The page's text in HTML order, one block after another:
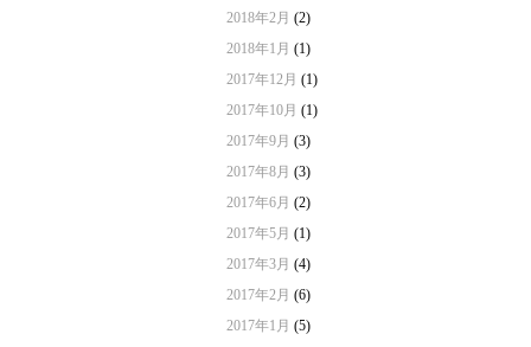
2018年2月 (2)
2018年1月 (1)
2017年12月 (1)
2017年10月 (1)
2017年9月 (3)
2017年8月 (3)
2017年6月 (2)
2017年5月 (1)
2017年3月 (4)
2017年2月 (6)
2017年1月 (5)